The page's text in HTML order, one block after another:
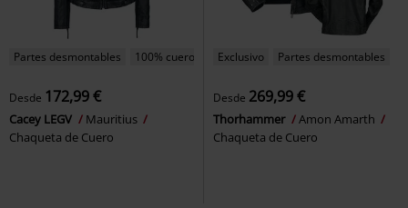
Partes desmontables 100% cuero
Desde 172,99 €
Cacey LEGV
Mauritius
Chaqueta de Cuero
Exclusivo Partes desmontables
Desde 269,99 €
Thorhammer
Amon Amarth
Chaqueta de Cuero